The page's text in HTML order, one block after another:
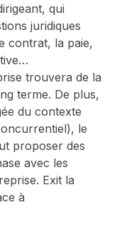
qui
juridiques
contrat, la paie,
trouvera de la
terme. De plus,
du contexte
le
proposer des
avec les
Exit la
à